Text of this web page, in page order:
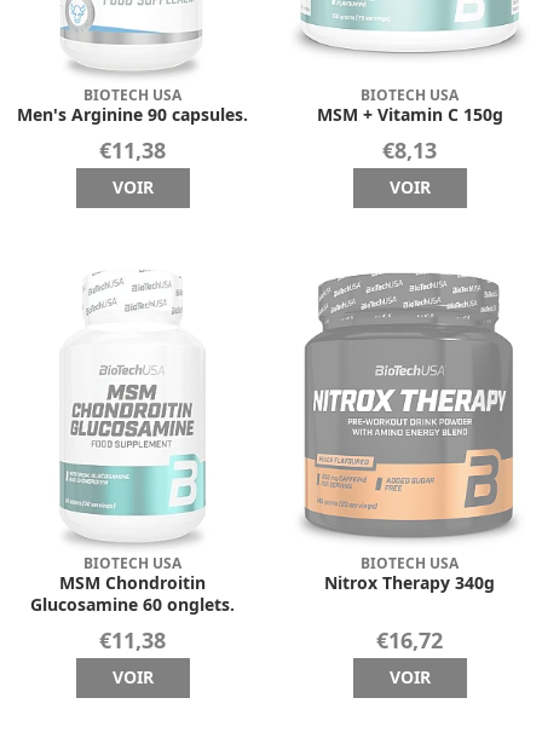
BIOTECH USA
Men's Arginine 90 capsules.
€11,38
VOIR
BIOTECH USA
MSM + Vitamin C 150g
€8,13
VOIR
BIOTECH USA
MSM Chondroitin
Glucosamine 60 onglets.
€11,38
VOIR
BIOTECH USA
Nitrox Therapy 340g
€16,72
VOIR